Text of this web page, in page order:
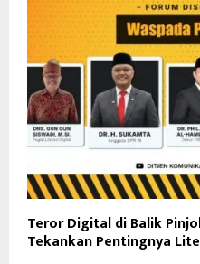
Teror Digital di Balik
Tekankan Pentingnya